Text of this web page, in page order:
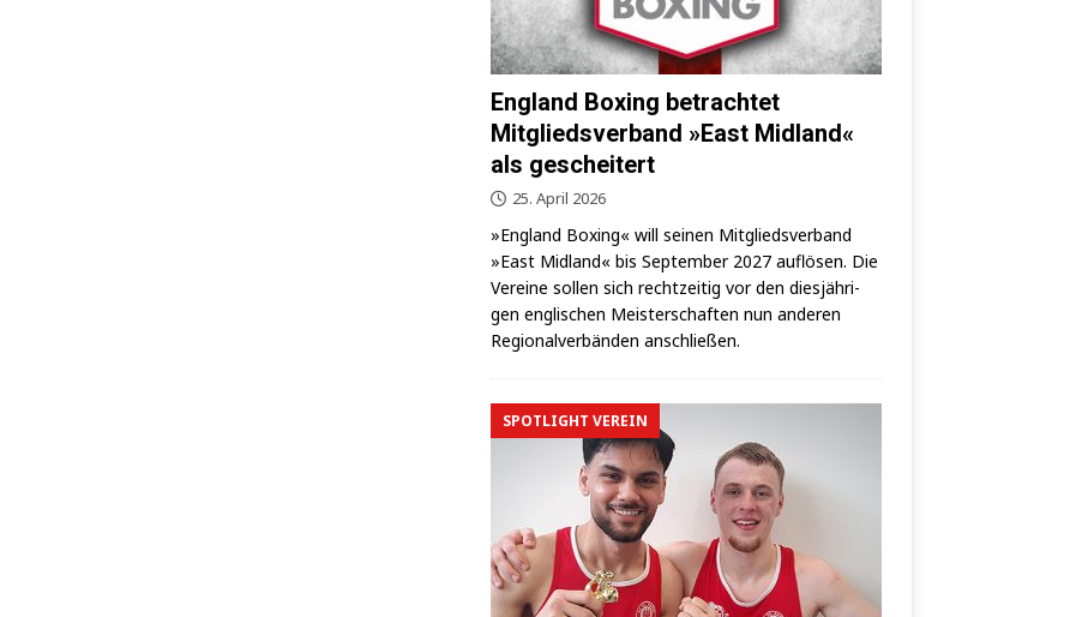
England Boxing betrachtet
Mitgliedsverband »East Midland«
als gescheitert
25. April 2026
»Eng­land Boxing« will sei­nen Mit­glieds­ver­band
»East Mid­land« bis Sep­tem­ber 2027 auf­lö­sen. Die
Ver­ei­ne sol­len sich recht­zei­tig vor den dies­jäh­ri­
gen eng­li­schen Meis­ter­schaf­ten nun ande­ren
Regio­nal­ver­bän­den anschließen.
SPOTLIGHT VEREIN